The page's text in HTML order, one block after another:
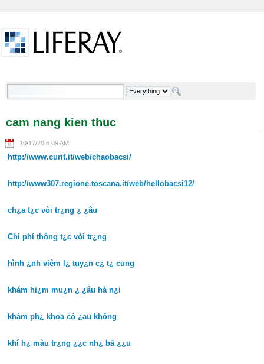
cam nang kien thuc - Welcome
cam nang kien thuc
10/17/20 6:09 AM
http://www.curit.it/web/chaobacsi/
http://www307.regione.toscana.it/web/hellobacsi12/
ch¿a t¿c vòi tr¿ng ¿ ¿âu
Chi phí thông t¿c vòi tr¿ng
hình ¿nh viêm l¿ tuy¿n c¿ t¿ cung
khám hi¿m mu¿n ¿ ¿âu hà n¿i
khám ph¿ khoa có ¿au không
khí h¿ màu tr¿ng ¿¿c nh¿ bã ¿¿u